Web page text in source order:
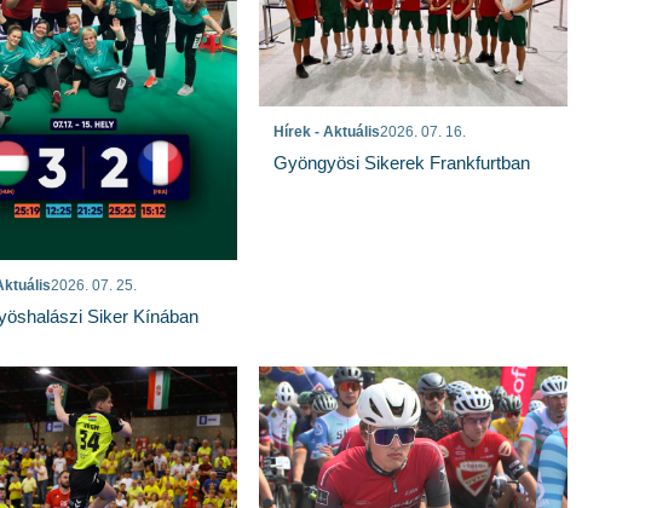
2026. 07. 25.
Siker Kínában
Hírek - Aktuális2026. 07. 16.
Gyöngyösi Sikerek Frankfurtban